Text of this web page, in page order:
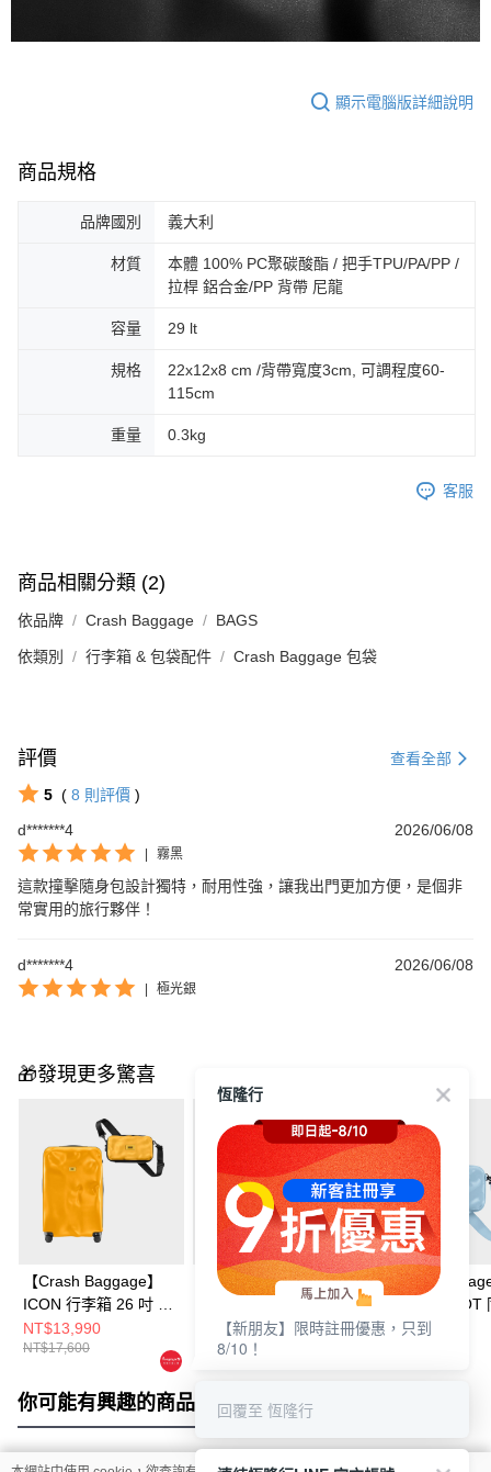
顯示電腦版詳細說明
商品規格
品牌國別 義大利
材質
本體 100% PC聚碳酸酯 / 把手TPU/PA/PP /
拉桿 鋁合金/PP 背帶 尼龍
容量 29 lt
規格
22x12x8 cm /背帶寬度3cm, 可調程度60-
115cm
重量 0.3kg
客服
商品相關分類 (2)
依品牌 Crash Baggage BAGS
依類別 行李箱 & 包袋配件 Crash Baggage 包袋
評價 查看全部
5 ( 8 則評價 )
d*******4
2026/06/08
霧黑
這款撞擊隨身包設計獨特，耐用性強，讓我出門更加方便，是個非
常實用的旅行夥伴！
d*******4 2026/06/08
極光銀
🎁發現更多驚喜
【Crash Baggage】
ICON 行李箱 26 吋 +
MINI ICON 撞擊隨身
包
NT$13,990
NT$17,600
【Crash Baggage】
ICON 行李箱 21 吋 +
MINI ICON 撞擊隨身
NT$12,900
NT$15,600
【Crash
MINI ICON TOT
撞擊隨身包
NT$2,380
你可能有興趣的商品 全站排行
恆隆行
【新朋友】限時註冊優惠，只到
8/10！
回覆至 恆隆行